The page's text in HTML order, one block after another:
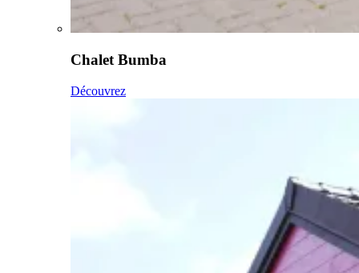
Chalet Bumba
Découvrez